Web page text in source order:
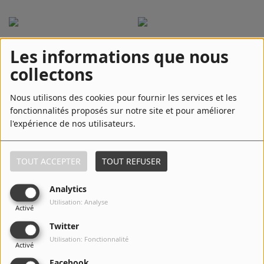
Les informations que nous
collectons
Nous utilisons des cookies pour fournir les services et les
fonctionnalités proposés sur notre site et pour améliorer
l'expérience de nos utilisateurs.
TOUT ACCEPTER TOUT REFUSER
Analytics
Activé
Utilisation: Analyse
Twitter
Activé
Utilisation: Fonctionnalité
Nicky Jam Nena
Africando Foster the People
Nicki Minaj
Chuck Wonderland